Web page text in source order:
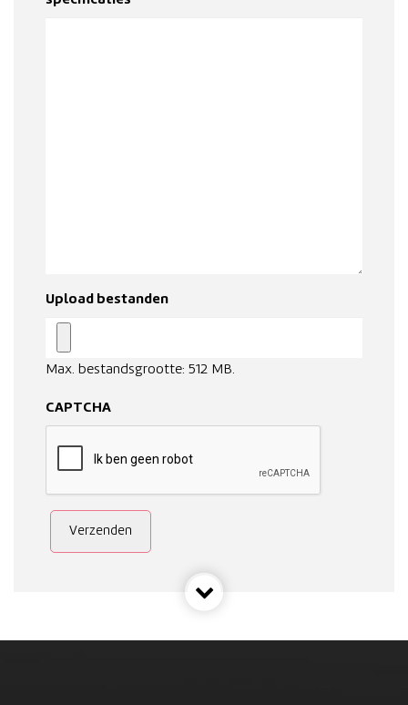
Upload bestanden
Max. bestandsgrootte: 512 MB.
CAPTCHA